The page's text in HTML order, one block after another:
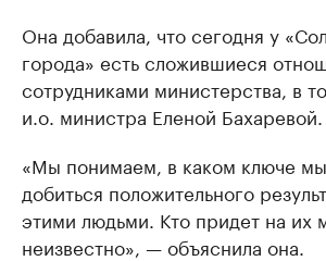
Она добавила, что сегодня у
города» есть сложившиеся
сотрудниками министерства, в
и.о. министра Еленой Бахаревой.
«Мы понимаем, в каком ключе
добиться положительного
этими людьми. Кто придет на их
неизвестно», — объяснила она.